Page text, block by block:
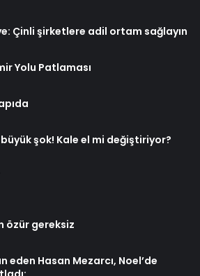
Çinli şirketlere adil ortam sağlayın
Yolu Patlaması
şok! Kale el mi değiştiriyor?
özür gereksiz
eden Hasan Mezarcı, Noel’de